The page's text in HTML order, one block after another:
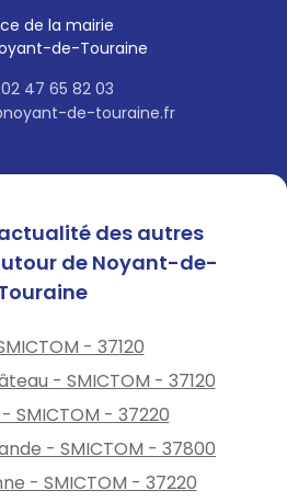
de la mairie
de-Touraine
02 47 65 82 03
de-touraine.fr
des autres
de Noyant-de-
- 37120
- SMICTOM - 37120
SMICTOM - 37220
- SMICTOM - 37800
- SMICTOM - 37220